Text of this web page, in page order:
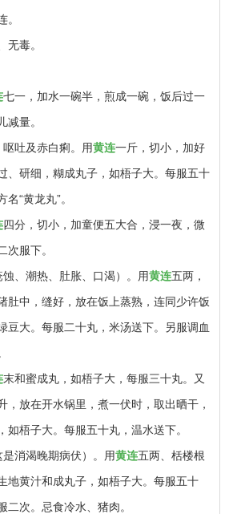
。
无毒。
七一，加水一碗半，煎成一碗，饭后过一
减量。
吐及赤白痢。用黄连一斤，切小，加好
、研细，糊成丸子，如梧子大。每服五十
“黄龙丸”。
四分，切小，加童便五大合，浸一夜，微
次服下。
、潮热、肚胀、口渴）。用黄连五两，
肚中，缝好，放在饭上蒸熟，连同少许饭
豆大。每服二十丸，米汤送下。另服调血
末和蜜成丸，如梧子大，每服三十丸。又
，放在开水锅里，煮一伏时，取出晒干，
如梧子大。每服五十丸，温水送下。
消渴晚期病伏）。用黄连五两、栝楼根
地黄汁和成丸子，如梧子大。每服五十
二次。忌食冷水、猪肉。